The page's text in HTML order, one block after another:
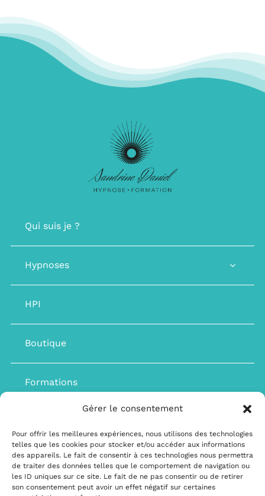
Gérer le consentement
Pour offrir les meilleures expériences, nous utilisons des technologies
telles que les cookies pour stocker et/ou accéder aux informations
des appareils. Le fait de consentir à ces technologies nous permettra
de traiter des données telles que le comportement de navigation ou
les ID uniques sur ce site. Le fait de ne pas consentir ou de retirer
son consentement peut avoir un effet négatif sur certaines
Qui suis je ?
Hypnoses
HPI
Boutique
Formations
Blog